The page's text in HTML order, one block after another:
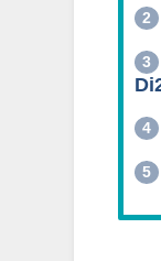
2
3
4
5